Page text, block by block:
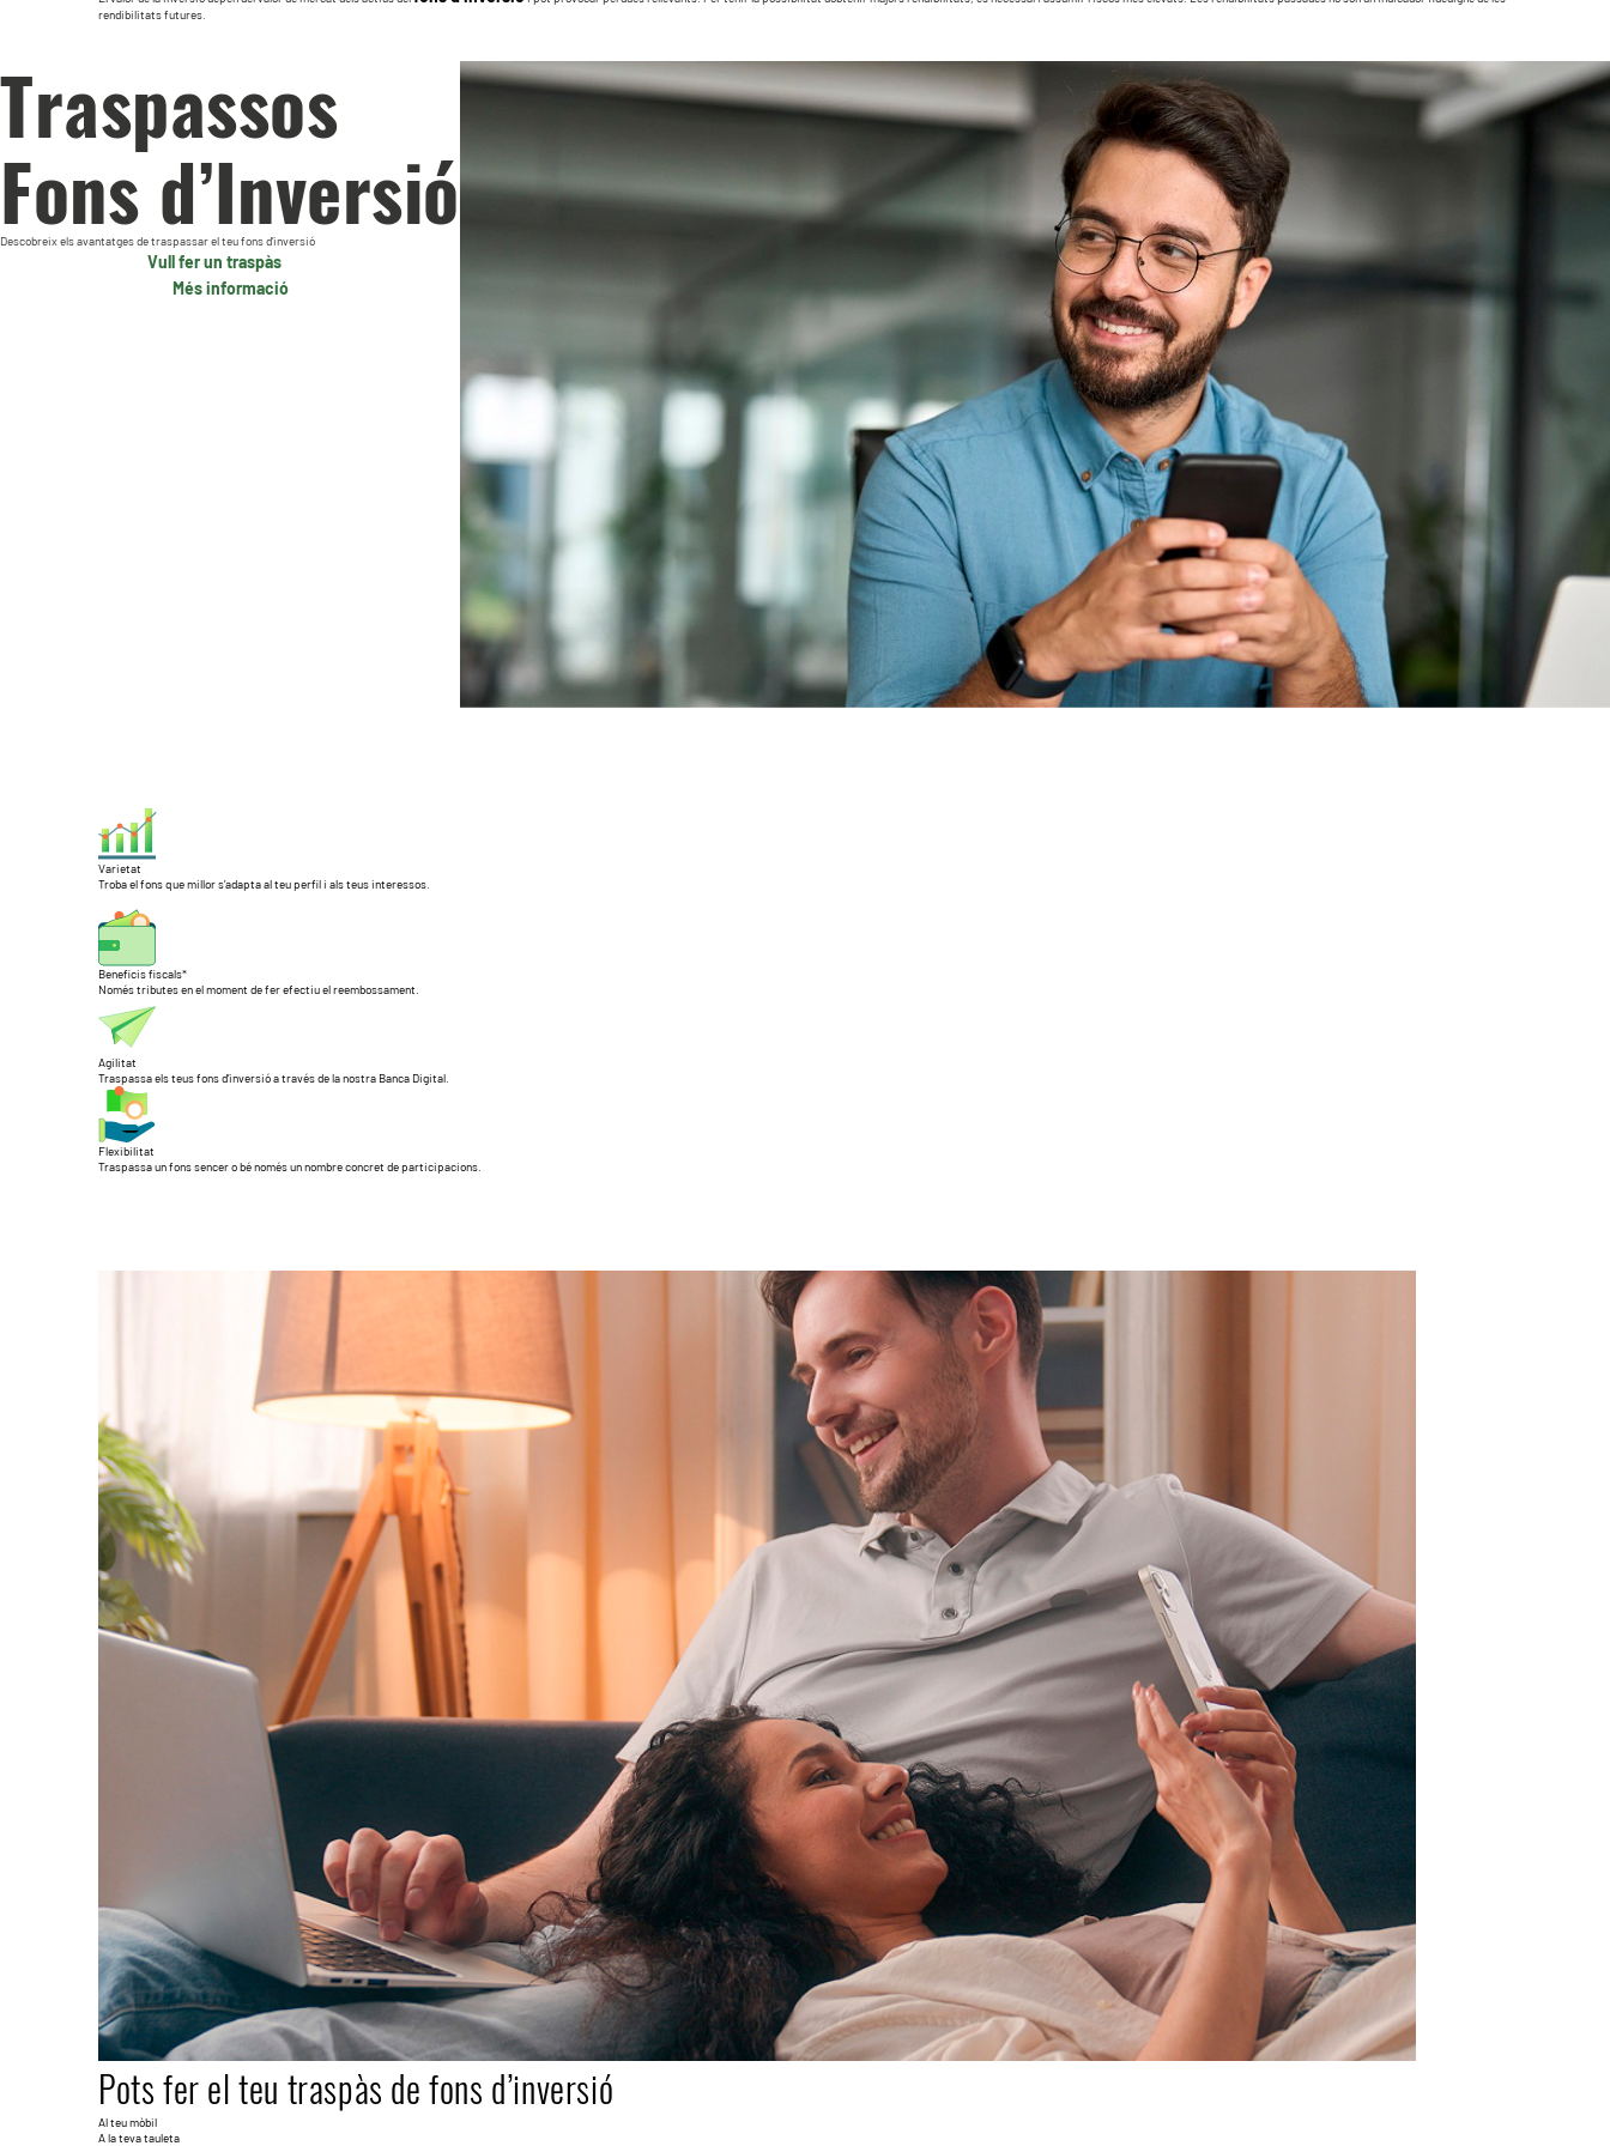
rendibilitats futures.
Traspassos
Fons d’Inversió
Descobreix els avantatges de traspassar el teu fons d’inversió
Vull fer un traspàs
Més informació
Varietat
Troba el fons que millor s’adapta al teu perfil i als teus interessos.
Beneficis fiscals*
Només tributes en el moment de fer efectiu el reembossament.
Agilitat
Traspassa els teus fons d’inversió a través de la nostra Banca Digital.
Flexibilitat
Traspassa un fons sencer o bé només un nombre concret de participacions.
Pots fer el teu traspàs de fons d’inversió
Al teu mòbil
A la teva tauleta